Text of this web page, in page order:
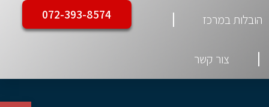
הובלות במרכז
צור קשר
072-393-8574